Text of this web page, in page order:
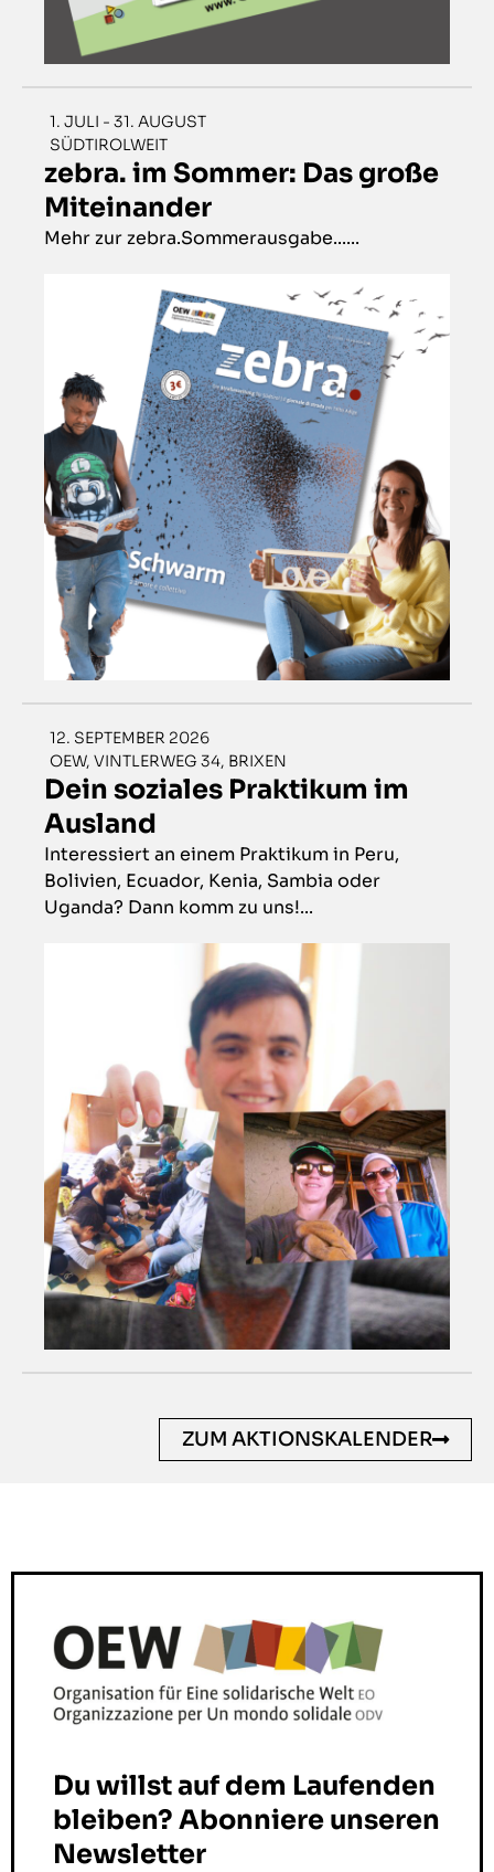
1. JULI - 31. AUGUST
SÜDTIROLWEIT
zebra. im Sommer: Das große
Miteinander
Mehr zur zebra.Sommerausgabe......
12. SEPTEMBER 2026
OEW, VINTLERWEG 34, BRIXEN
Dein soziales Praktikum im
Ausland
Interessiert an einem Praktikum in Peru,
Bolivien, Ecuador, Kenia, Sambia oder
Uganda? Dann komm zu uns!...
ZUM AKTIONSKALENDER
Du willst auf dem Laufenden
bleiben? Abonniere unseren
Newsletter